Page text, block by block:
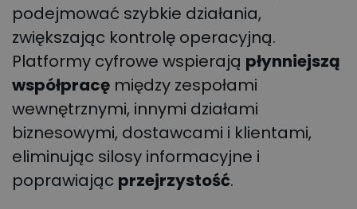
podejmować szybkie działania,
zwiększając kontrolę operacyjną.
Platformy cyfrowe wspierają płynniejszą
współpracę między zespołami
wewnętrznymi, innymi działami
biznesowymi, dostawcami i klientami,
eliminując silosy informacyjne i
poprawiając przejrzystość.